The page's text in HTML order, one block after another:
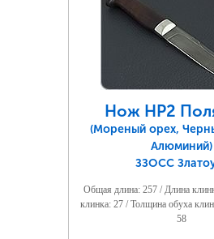
Нож НР2
(Мореный орех,
Алюминий)
ЗЗОСС
Общая длина: 257 / Длина
клинка: 27 / Толщина обуха
58